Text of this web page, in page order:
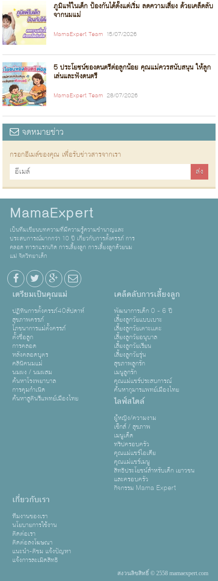
ภูมิแพ้ในเด็ก ป้องกันได้ตั้งแต่เริ่ม ลดความเสี่ยง ด้วยเคล็ดลับ
จากนมแม่
MamaExpert Team 15/07/2026
5 ประโยชน์ของดนตรีต่อลูกน้อย คุณแม่ควรสนับสนุน ให้ลูก
เล่นและฟังดนตรี
MamaExpert Team 28/07/2026
จดหมายข่าว
กรอกอีเมล์ของคุณ เพื่อรับข่าวสารจากเรา
MamaExpert
เป็นทีมเขียนบทความที่มีความรู้ความชำนาญและ
ประสบการณ์มากกว่า 10 ปี เกี่ยวกับการตั้งครรภ์ การ
คลอด ทารกแรกเกิด การเลี้ยงลูก การเลี้ยงลูกด้วยนม
แม่ จิตวิทยาเด็ก
เตรียมเป็นคุณแม่
ปฏิทินการตั้งครรภ์40สัปดาห์
สุขภาพครรภ์
โภชนาการแม่ตั้งครรภ์
ตั้งชื่อลูก
การคลอด
หลังคลอดบุตร
คลินิคนมแม่
นมผง / นมผสม
ค้นหาโรงพยาบาล
การคุมกำเนิด
ค้นหาสูตินรีแพทย์เมืองไทย
เคล็ดลับการเลี้ยงลูก
พัฒนาการเด็ก 0 - 6 ปี
เลี้ยงลูกวัยแบบเบาะ
เลี้ยงลูกวัยเตาะเเตะ
เลี้ยงลูกวัยอนุบาล
เลี้ยงลูกวัยเรียน
เลี้ยงลูกวัยรุ่น
สุขภาพลูกรัก
เมนูลูกรัก
คุณแม่แชร์ประสบการณ์
ค้นหากุมารแพทย์เมืองไทย
ไลฟ์สไตล์
ผู้หญิง/ความงาม
เซ็กส์ / สุขภาพ
เมนูเด็ด
ทริปครอบครัว
คุณแม่แชร์ไอเดีย
คุณแม่แชร์เมนู
สิทธิประโยชน์สำหรับเด็ก เยาวชน
และครอบครัว
กิจกรรม Mama Expert
เกี่ยวกับเรา
ทีมงานของเรา
นโยบายการใช้งาน
ติดต่อเรา
ติดต่อลงโฆษณา
แนะนำ-ติชม แจ้งปัญหา
แจ้งการละเมิดสิทธิ
สงวนลิขสิทธิ์ © 2558 mamaexpert.com